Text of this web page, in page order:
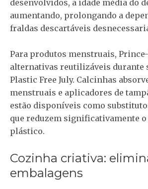
desenvolvidos, a idade média do
aumentando, prolongando a
fraldas descartáveis
Para produtos menstruais,
alternativas reutilizáveis durante
Plastic Free July. Calcinhas
menstruais e aplicadores de
estão disponíveis como
que reduzem significativamente
plástico.
Cozinha criativa:
embalagens